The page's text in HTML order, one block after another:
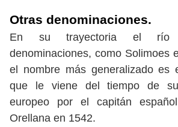
Otras denominaciones.
En su trayectoria el río
denominaciones, como Solimoes
el nombre más generalizado es
que le viene del tiempo de su
europeo por el capitán
Orellana en 1542.